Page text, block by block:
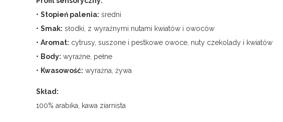
• Stopień palenia: średni
• Smak: słodki, z wyraźnymi nutami kwiatów i owoców
• Aromat: cytrusy, suszone i pestkowe owoce, nuty czekolady i kwiatów
• Body: wyraźne, pełne
• Kwasowość: wyraźna, żywa
Skład:
100% arabika, kawa ziarnista